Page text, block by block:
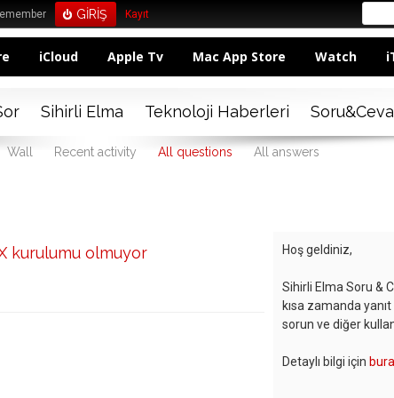
Kayıt
iCloud Apple Tv Mac App Store Watch
Sihirli Elma Teknoloji Haberleri
Wall Recent activity All questions All answers
kurulumu olmuyor Hoş geldiniz,
Sihirli Elma Soru &
kısa zamanda
sorun ve diğer
Detaylı bilgi için